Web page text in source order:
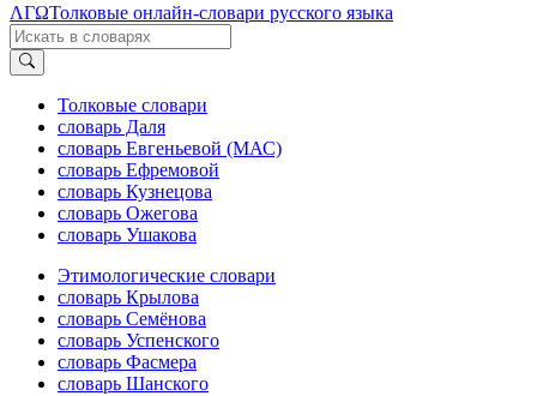
ΛΓΩТолковые онлайн-словари русского языка
Толковые словари
словарь Даля
словарь Евгеньевой (МАС)
словарь Ефремовой
словарь Кузнецова
словарь Ожегова
словарь Ушакова
Этимологические словари
словарь Крылова
словарь Семёнова
словарь Успенского
словарь Фасмера
словарь Шанского